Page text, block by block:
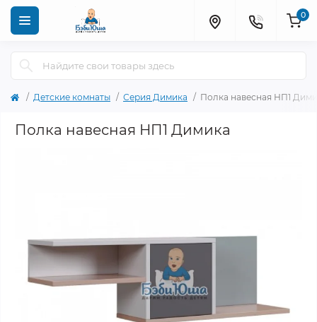
0
Детские комнаты Серия Димика Полка навесная НП1
Полка навесная НП1 Димика